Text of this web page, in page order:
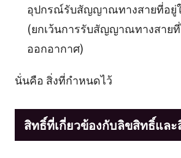
อุปกรณ์รับสัญญาณทางสายที่อยู่
(ยกเว้นการรับสัญญาณทางสา
ออกอากาศ)
นั่นคือ สิ่งที่กำหนดไว้
สิทธิ์ที่เกี่ยวข้องกับลิขสิทธิ์แล